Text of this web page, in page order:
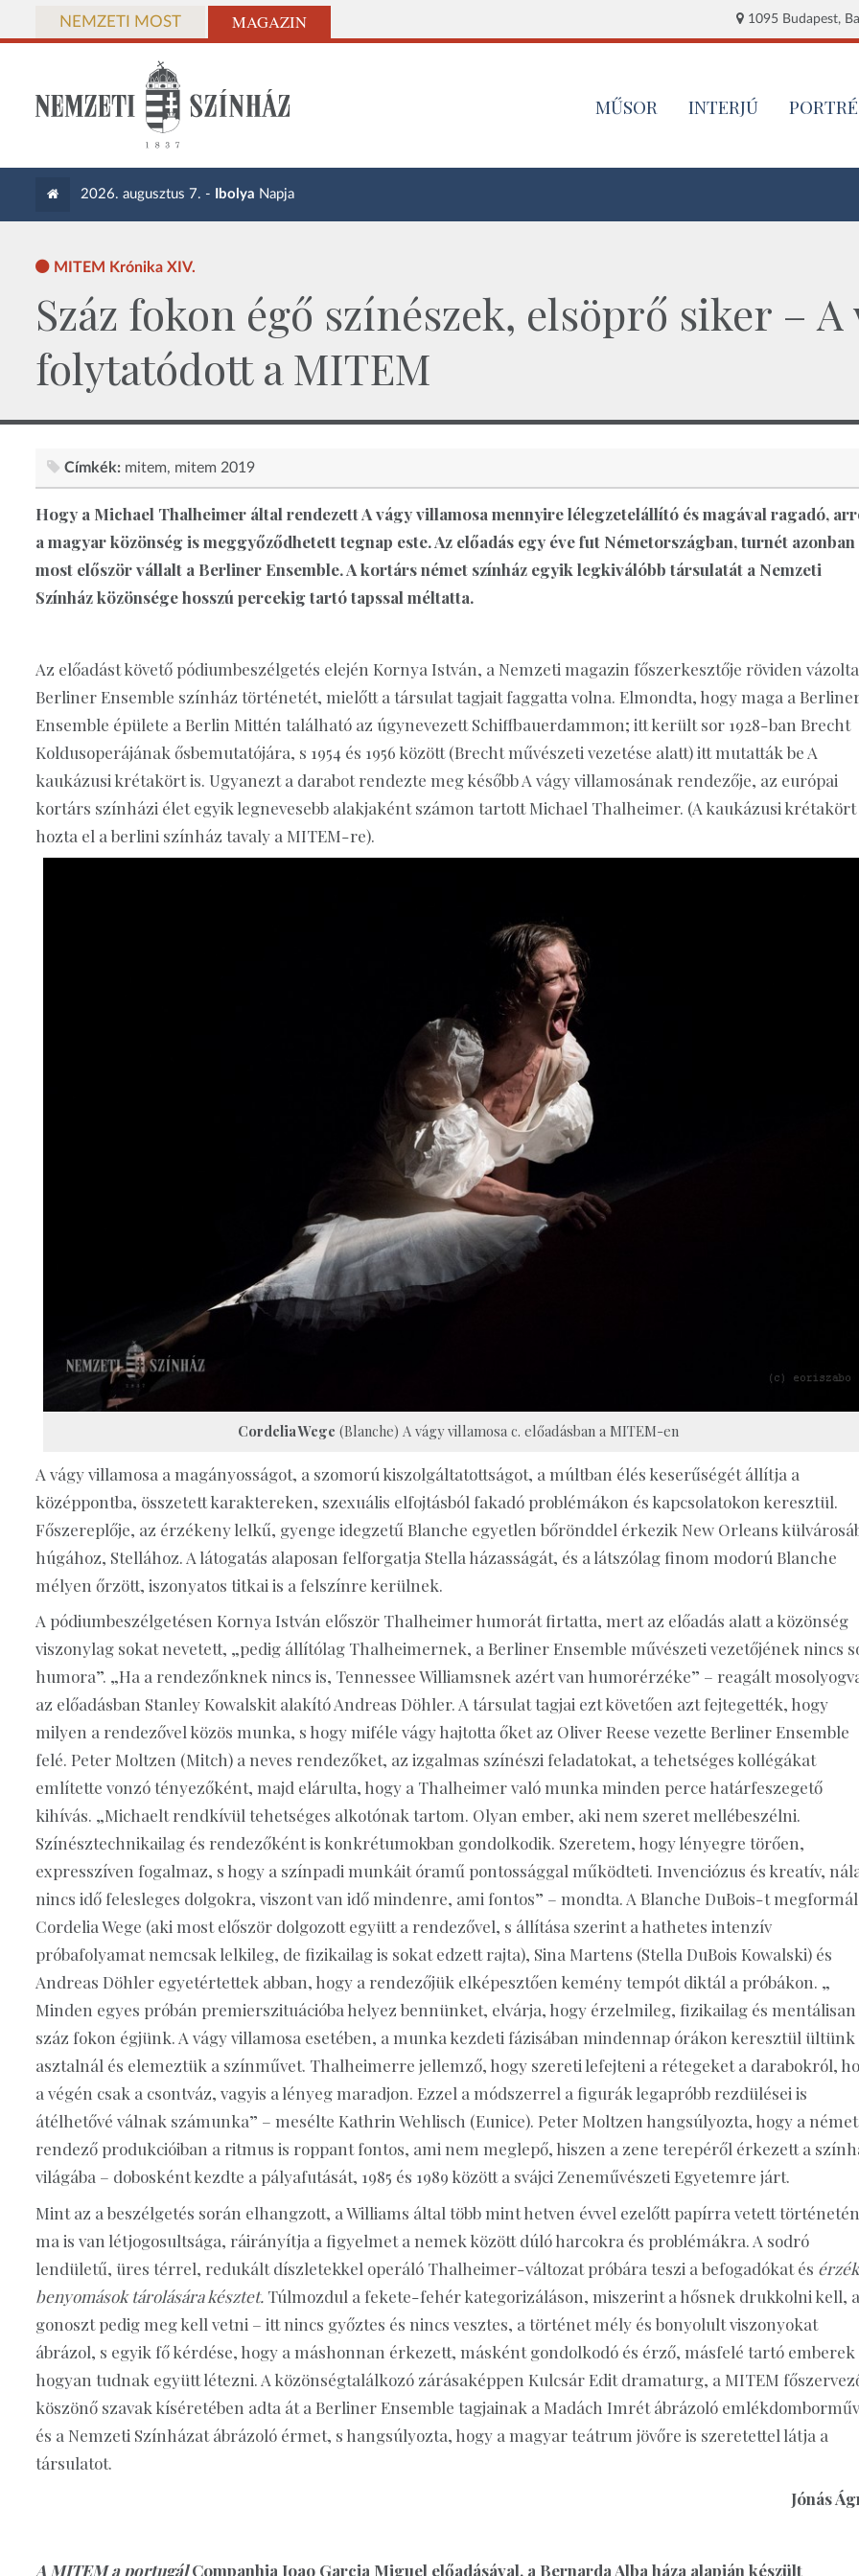
NEMZETI MOST MAGAZIN 1095 Budapest,
MŰSOR INTERJÚ PORTRÉ
2026. augusztus 7. - Ibolya Napja
MITEM Krónika XIV.
Száz fokon égő színészek, elsöprő siker –
folytatódott a MITEM
Címkék: mitem mitem 2019
Hogy a Michael Thalheimer által rendezett A vágy villamosa mennyire lélegzetelállító és magával ragadó,
a magyar közönség is meggyőződhetett tegnap este. Az előadás egy éve fut Németországban, turnét azonban
most először vállalt a Berliner Ensemble. A kortárs német színház egyik legkiválóbb társulatát a Nemzeti
Színház közönsége hosszú percekig tartó tapssal méltatta.
Az előadást követő pódiumbeszélgetés elején Kornya István, a Nemzeti magazin főszerkesztője röviden
Berliner Ensemble színház történetét, mielőtt a társulat tagjait faggatta volna. Elmondta, hogy maga a
Ensemble épülete a Berlin Mittén található az úgynevezett Schiffbauerdammon; itt került sor 1928-ban Brecht
Koldusoperájának ősbemutatójára, s 1954 és 1956 között (Brecht művészeti vezetése alatt) itt mutatták be A
kaukázusi krétakört is. Ugyanezt a darabot rendezte meg később A vágy villamosának rendezője, az európai
kortárs színházi élet egyik legnevesebb alakjaként számon tartott Michael Thalheimer. (A kaukázusi krétakört
hozta el a berlini színház tavaly a MITEM-re).
Cordelia Wege (Blanche) A vágy villamosa c. előadásban a MITEM-en
A vágy villamosa a magányosságot, a szomorú kiszolgáltatottságot, a múltban élés keserűségét állítja a
középpontba, összetett karaktereken, szexuális elfojtásból fakadó problémákon és kapcsolatokon keresztül.
Főszereplője, az érzékeny lelkű, gyenge idegzetű Blanche egyetlen bőrönddel érkezik New Orleans
húgához, Stellához. A látogatás alaposan felforgatja Stella házasságát, és a látszólag finom modorú Blanche
mélyen őrzött, iszonyatos titkai is a felszínre kerülnek.
A pódiumbeszélgetésen Kornya István először Thalheimer humorát firtatta, mert az előadás alatt a közönség
viszonylag sokat nevetett, „pedig állítólag Thalheimernek, a Berliner Ensemble művészeti vezetőjének nincs
humora”. „Ha a rendezőnknek nincs is, Tennessee Williamsnek azért van humorérzéke” – reagált
az előadásban Stanley Kowalskit alakító Andreas Döhler. A társulat tagjai ezt követően azt fejtegették, hogy
milyen a rendezővel közös munka, s hogy miféle vágy hajtotta őket az Oliver Reese vezette Berliner Ensemble
felé. Peter Moltzen (Mitch) a neves rendezőket, az izgalmas színészi feladatokat, a tehetséges kollégákat
említette vonzó tényezőként, majd elárulta, hogy a Thalheimer való munka minden perce határfeszegető
kihívás. „Michaelt rendkívül tehetséges alkotónak tartom. Olyan ember, aki nem szeret mellébeszélni.
Színésztechnikailag és rendezőként is konkrétumokban gondolkodik. Szeretem, hogy lényegre törően,
expresszíven fogalmaz, s hogy a színpadi munkáit óramű pontossággal működteti. Invenciózus és kreatív,
nincs idő felesleges dolgokra, viszont van idő mindenre, ami fontos” – mondta. A Blanche DuBois-t
Cordelia Wege (aki most először dolgozott együtt a rendezővel, s állítása szerint a hathetes intenzív
próbafolyamat nemcsak lelkileg, de fizikailag is sokat edzett rajta), Sina Martens (Stella DuBois Kowalski) és
Andreas Döhler egyetértettek abban, hogy a rendezőjük elképesztően kemény tempót diktál a próbákon. „
Minden egyes próbán premierszituációba helyez bennünket, elvárja, hogy érzelmileg, fizikailag és mentálisan
száz fokon égjünk. A vágy villamosa esetében, a munka kezdeti fázisában mindennap órákon keresztül ültünk
asztalnál és elemeztük a színművet. Thalheimerre jellemző, hogy szereti lefejteni a rétegeket a darabokról,
a végén csak a csontváz, vagyis a lényeg maradjon. Ezzel a módszerrel a figurák legapróbb rezdülései is
átélhetővé válnak számunka” – mesélte Kathrin Wehlisch (Eunice). Peter Moltzen hangsúlyozta, hogy a német
rendező produkcióiban a ritmus is roppant fontos, ami nem meglepő, hiszen a zene terepéről érkezett a
világába – dobosként kezdte a pályafutását, 1985 és 1989 között a svájci Zeneművészeti Egyetemre járt.
Mint az a beszélgetés során elhangzott, a Williams által több mint hetven évvel ezelőtt papírra vetett
ma is van létjogosultsága, ráirányítja a figyelmet a nemek között dúló harcokra és problémákra. A sodró
lendületű, üres térrel, redukált díszletekkel operáló Thalheimer-változat próbára teszi a befogadókat és
benyomások tárolására késztet. Túlmozdul a fekete-fehér kategorizáláson, miszerint a hősnek drukkolni kell, a
gonoszt pedig meg kell vetni – itt nincs győztes és nincs vesztes, a történet mély és bonyolult viszonyokat
ábrázol, s egyik fő kérdése, hogy a máshonnan érkezett, másként gondolkodó és érző, másfelé tartó emberek
hogyan tudnak együtt létezni. A közönségtalálkozó zárásaképpen Kulcsár Edit dramaturg, a MITEM
köszönő szavak kíséretében adta át a Berliner Ensemble tagjainak a Madách Imrét ábrázoló
és a Nemzeti Színházat ábrázoló érmet, s hangsúlyozta, hogy a magyar teátrum jövőre is szeretettel látja a
társulatot.
Jónás
A MITEM a portugálCompanhia Joao Garcia Miguel előadásával, a Bernarda Alba háza alapján készült